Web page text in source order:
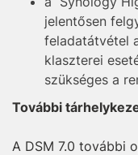
jelentősen
feladatátvétel
klaszterei
szükséges a
További
A DSM 7.0 további